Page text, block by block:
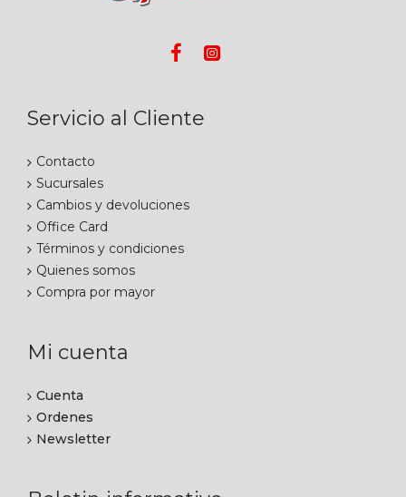
Servicio al Cliente
Contacto
Sucursales
Cambios y devoluciones
Office Card
Términos y condiciones
Quienes somos
Compra por mayor
Mi cuenta
Cuenta
Ordenes
Newsletter